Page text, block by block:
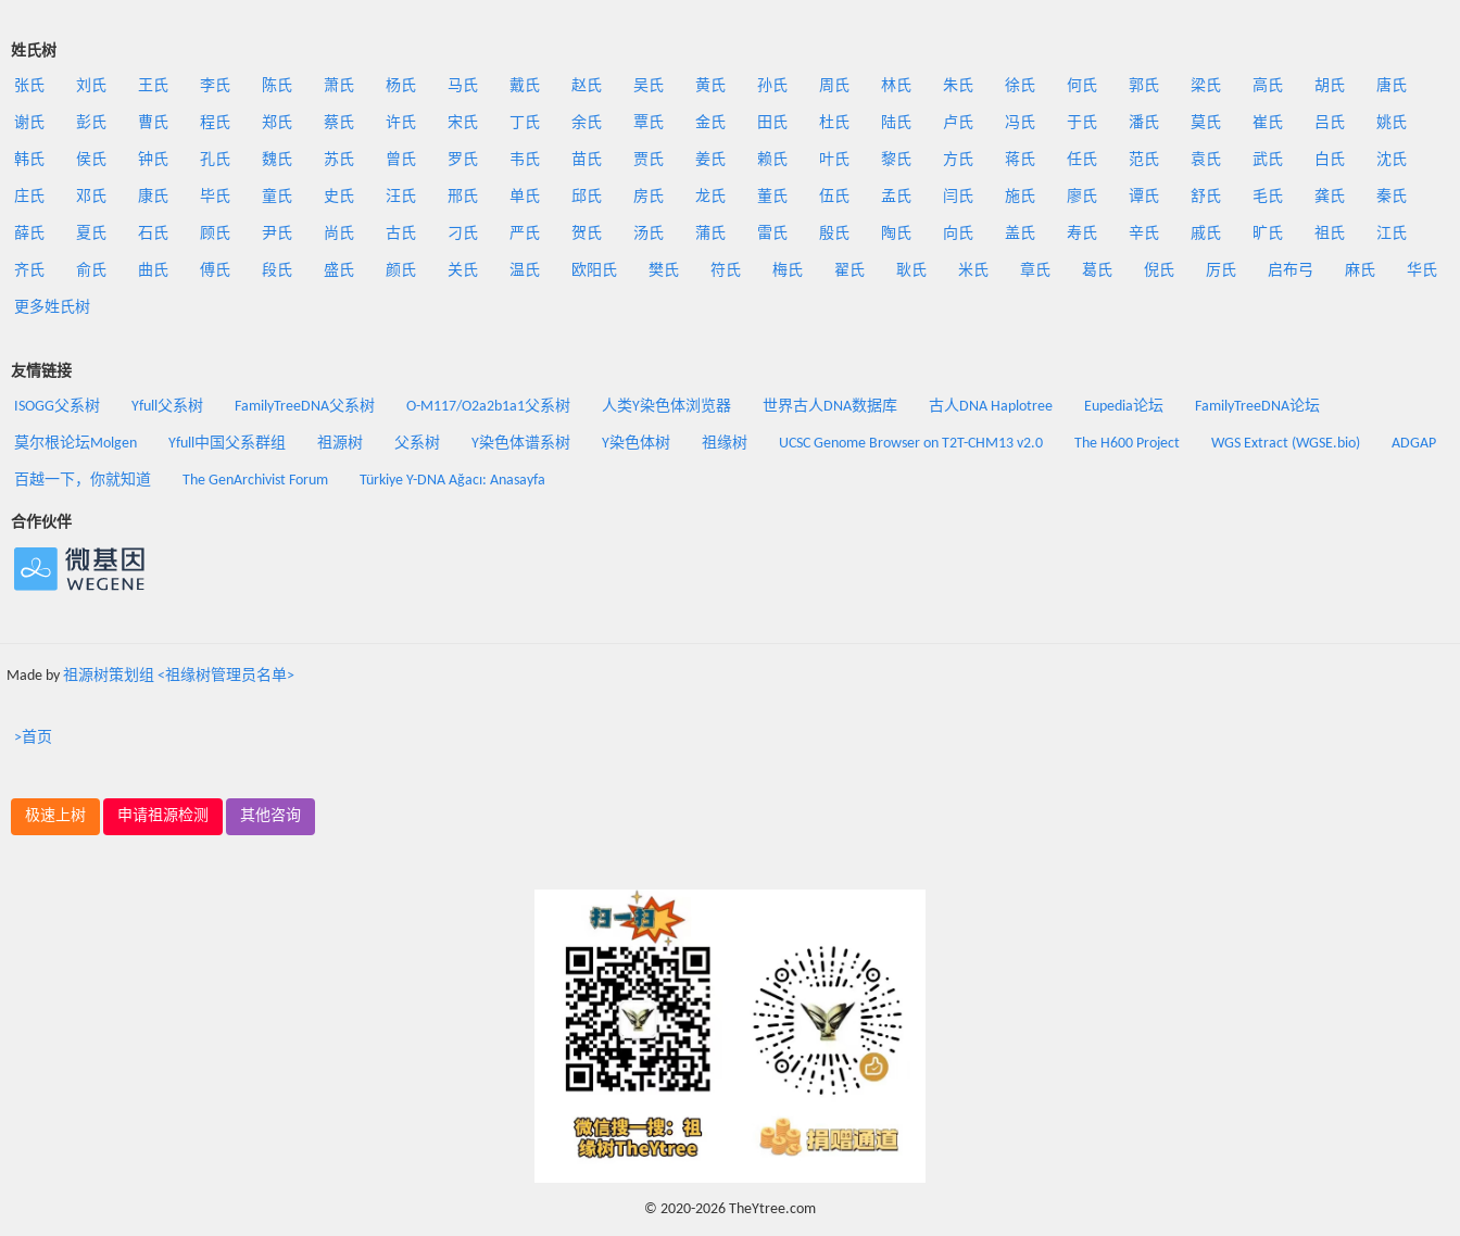
姓氏树
张氏 刘氏 王氏 李氏 陈氏 萧氏 杨氏 马氏 戴氏 赵氏 吴氏 黄氏 孙氏 周氏 林氏 朱氏 徐氏 何氏 郭氏 梁氏 高氏 胡氏 唐氏
谢氏 彭氏 曹氏 程氏 郑氏 蔡氏 许氏 宋氏 丁氏 余氏 覃氏 金氏 田氏 杜氏 陆氏 卢氏 冯氏 于氏 潘氏 莫氏 崔氏 吕氏 姚氏
韩氏 侯氏 钟氏 孔氏 魏氏 苏氏 曾氏 罗氏 韦氏 苗氏 贾氏 姜氏 赖氏 叶氏 黎氏 方氏 蒋氏 任氏 范氏 袁氏 武氏 白氏 沈氏
庄氏 邓氏 康氏 毕氏 童氏 史氏 汪氏 邢氏 单氏 邱氏 房氏 龙氏 董氏 伍氏 孟氏 闫氏 施氏 廖氏 谭氏 舒氏 毛氏 龚氏 秦氏
薛氏 夏氏 石氏 顾氏 尹氏 尚氏 古氏 刁氏 严氏 贺氏 汤氏 蒲氏 雷氏 殷氏 陶氏 向氏 盖氏 寿氏 辛氏 戚氏 旷氏 祖氏 江氏
齐氏 俞氏 曲氏 傅氏 段氏 盛氏 颜氏 关氏 温氏 欧阳氏 樊氏 符氏 梅氏 翟氏 耿氏 米氏 章氏 葛氏 倪氏 厉氏 启布弓 麻氏 华氏
更多姓氏树
友情链接
ISOGG父系树 Yfull父系树 FamilyTreeDNA父系树 O-M117/O2a2b1a1父系树 人类Y染色体浏览器 世界古人DNA数据库 古人DNA Haplotree Eupedia论坛 FamilyTreeDNA论坛
莫尔根论坛Molgen Yfull中国父系群组 祖源树 父系树 Y染色体谱系树 Y染色体树 祖缘树 UCSC Genome Browser on T2T-CHM13 v2.0 The H600 Project WGS Extract (WGSE.bio) ADGAP
百越一下，你就知道 The GenArchivist Forum Türkiye Y-DNA Ağacı: Anasayfa
合作伙伴
Made by 祖源树策划组 <祖缘树管理员名单>
>首页
极速上树 申请祖源检测 其他咨询
© 2020-2026 TheYtree.com